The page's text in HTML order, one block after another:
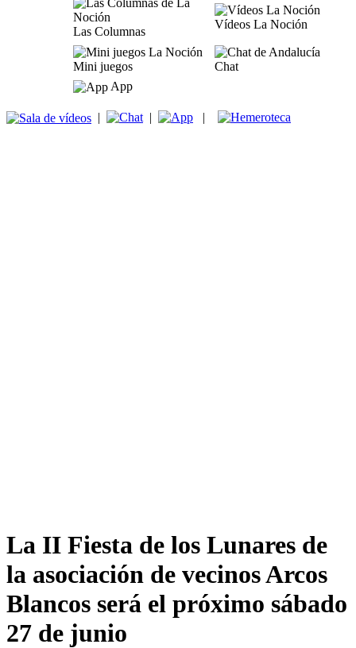
Las Columnas
Vídeos La Noción
Mini juegos
Chat
App
| | |
La II Fiesta de los Lunares de
la asociación de vecinos Arcos
Blancos será el próximo sábado
27 de junio